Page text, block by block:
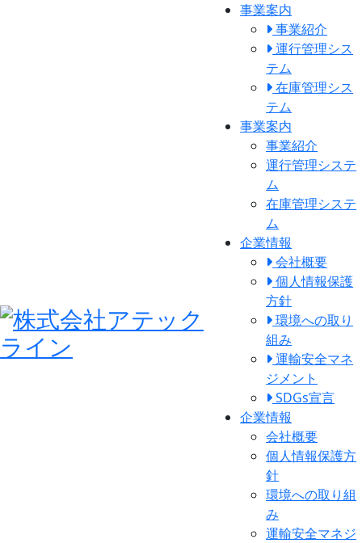
事業案内
事業紹介
運行管理シス
テム
在庫管理シス
テム
事業案内
事業紹介
運行管理システ
ム
在庫管理システ
ム
企業情報
会社概要
個人情報保護
方針
環境への取り
組み
運輸安全マネ
ジメント
SDGs宣言
企業情報
会社概要
個人情報保護方
針
環境への取り組
み
運輸安全マネジ